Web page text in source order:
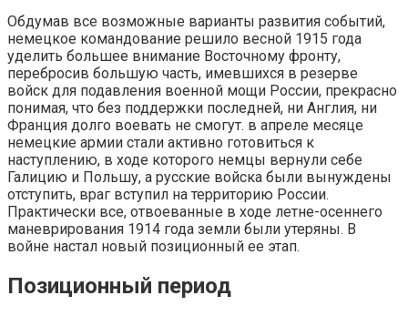
Обдумав все возможные варианты развития событий,
немецкое командование решило весной 1915 года
уделить большее внимание Восточному фронту,
перебросив большую часть, имевшихся в резерве
войск для подавления военной мощи России, прекрасно
понимая, что без поддержки последней, ни Англия, ни
Франция долго воевать не смогут. в апреле месяце
немецкие армии стали активно готовиться к
наступлению, в ходе которого немцы вернули себе
Галицию и Польшу, а русские войска были вынуждены
отступить, враг вступил на территорию России.
Практически все, отвоеванные в ходе летне-осеннего
маневрирования 1914 года земли были утеряны. В
войне настал новый позиционный ее этап.
Позиционный период